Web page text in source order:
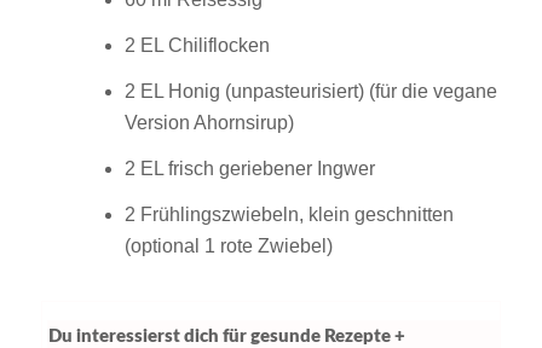
2 EL Chiliflocken
2 EL Honig (unpasteurisiert) (für die vegane
Version Ahornsirup)
2 EL frisch geriebener Ingwer
2 Frühlingszwiebeln, klein geschnitten
(optional 1 rote Zwiebel)
Du interessierst dich für gesunde Rezepte +